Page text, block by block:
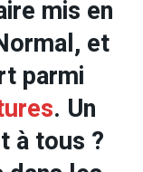
mis en
et
parmi
. Un
à tous ?